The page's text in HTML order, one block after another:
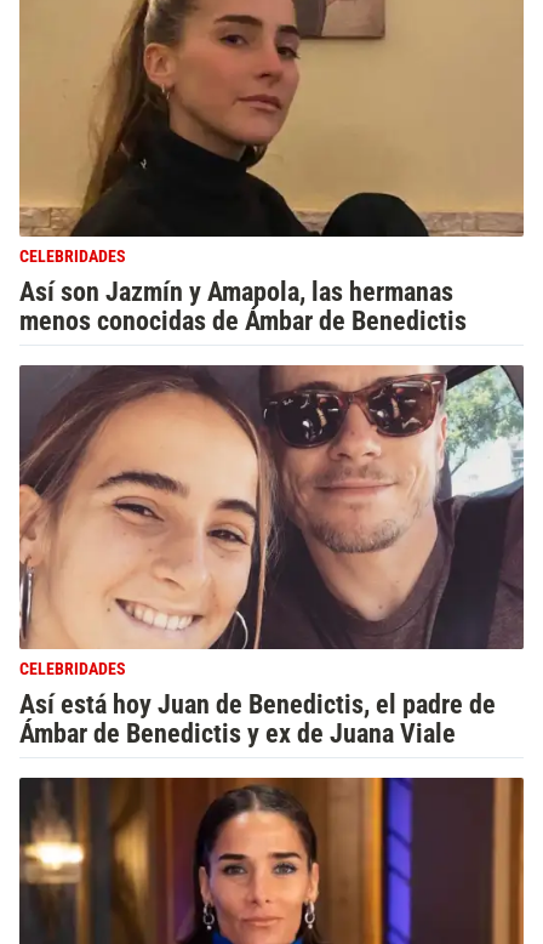
CELEBRIDADES
Así son Jazmín y Amapola, las hermanas
menos conocidas de Ámbar de Benedictis
CELEBRIDADES
Así está hoy Juan de Benedictis, el padre de
Ámbar de Benedictis y ex de Juana Viale